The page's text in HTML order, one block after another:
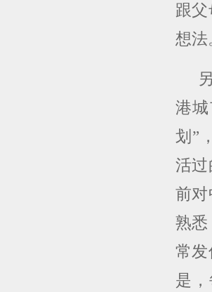
跟
想法
港
划”
活
前
熟
常
是